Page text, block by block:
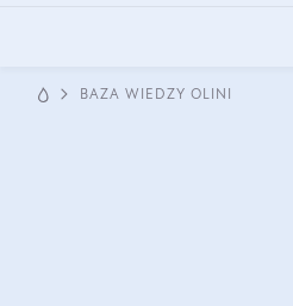
BAZA WIEDZY OLINI